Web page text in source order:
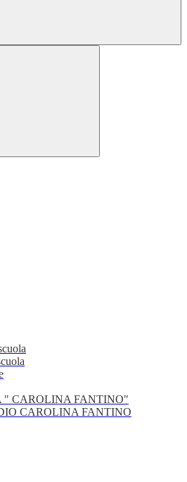
" CAROLINA FANTINO"
CAROLINA FANTINO